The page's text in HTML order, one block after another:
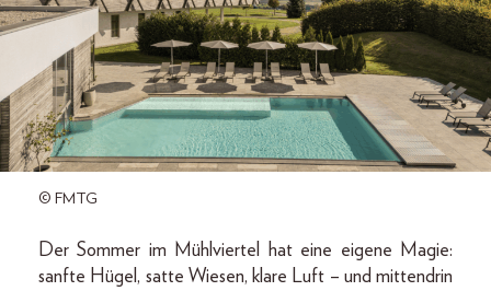
© FMTG
Der Sommer im Mühlviertel hat eine eigene Magie:
sanfte Hügel, satte Wiesen, klare Luft – und mittendrin